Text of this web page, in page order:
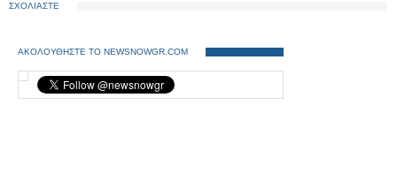
ΣΧΟΛΙΑΣΤΕ
ΑΚΟΛΟΥΘΗΣΤΕ ΤΟ NEWSNOWGR.COM